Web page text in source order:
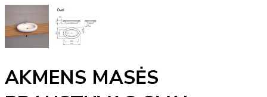
AKMENS MASĖS